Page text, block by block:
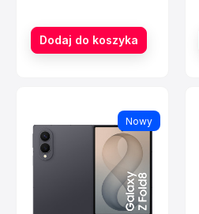
Dodaj do koszyka
Nowy